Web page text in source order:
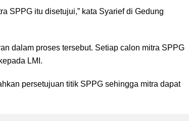
SPPG itu disetujui,” kata Syarief di Gedung
dalam proses tersebut. Setiap calon mitra SPPG
LMI.
persetujuan titik SPPG sehingga mitra dapat